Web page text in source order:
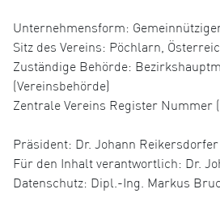
Unternehmensform:
Sitz des Vereins: Pöchlarn,
Zuständige Behörde:
(Vereinsbehörde)
Zentrale Vereins Register Nummer
Präsident: Dr. Johann Reikersdorfer
Für den Inhalt verantwortlich: Dr.
Datenschutz: Dipl.-Ing. Markus